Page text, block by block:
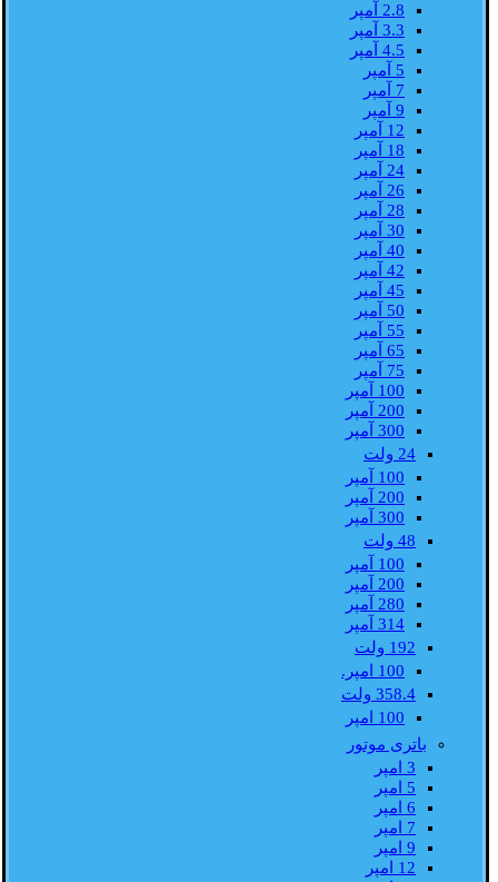
2.8 آمپر
3.3 آمپر
4.5 آمپر
5 آمپر
7 آمپر
9 آمپر
12 آمپر
18 آمپر
24 آمپر
26 آمپر
28 آمپر
30 آمپر
40 آمپر
42 آمپر
45 آمپر
50 آمپر
55 آمپر
65 آمپر
75 آمپر
100 آمپر
200 آمپر
300 آمپر
24 ولت
100 آمپر
200 آمپر
300 آمپر
48 ولت
100 آمپر
200 آمپر
280 آمپر
314 آمپر
192 ولت
100 امپر.
358.4 ولت
100 امپر
باتری موتور
3 امپر
5 امپر
6 امپر
7 امپر
9 امپر
12 امپر